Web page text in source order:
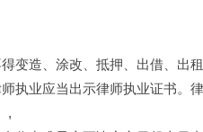
变造、涂改、抵押、出借、出
执业应当出示律师执业证书。
,